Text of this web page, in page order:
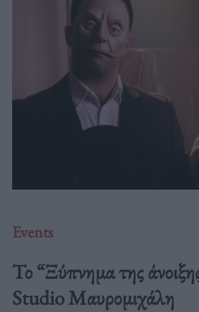
Events
Το “Ξύπνημα της
Studio Μαυρομιχάλη